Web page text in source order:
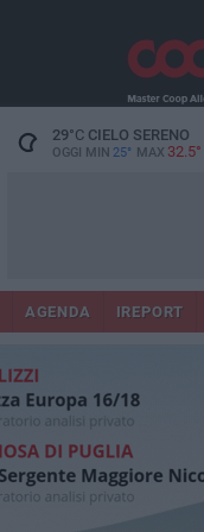
29°CCIELO SERENO
OGGI MIN 25° MAX 32.5°
AGENDA IREPORT